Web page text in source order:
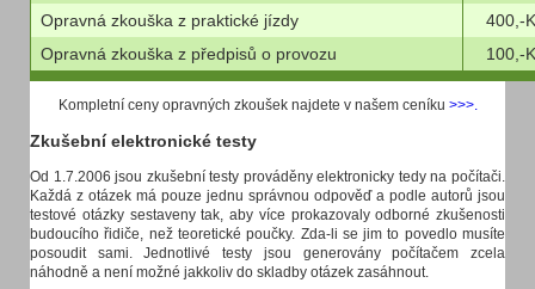
Opravná zkouška z praktické jízdy
400,-
Opravná zkouška z předpisů o provozu
100,-
Kompletní ceny opravných zkoušek najdete v našem ceníku >>>.
Zkušební elektronické testy
Od 1.7.2006 jsou zkušební testy prováděny elektronicky tedy na počítači.
Každá z otázek má pouze jednu správnou odpověď a podle autorů jsou
testové otázky sestaveny tak, aby více prokazovaly odborné zkušenosti
budoucího řidiče, než teoretické poučky. Zda-li se jim to povedlo musíte
posoudit sami. Jednotlivé testy jsou generovány počítačem zcela
náhodně a není možné jakkoliv do skladby otázek zasáhnout.